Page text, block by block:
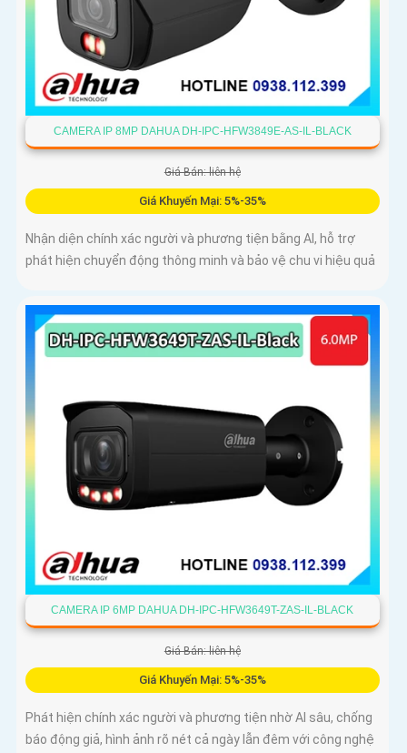
CAMERA IP 8MP DAHUA DH-IPC-HFW3849E-AS-IL-BLACK
Giá Bán: liên hệ
Giá Khuyến Mại: 5%-35%
Nhận diện chính xác người và phương tiện bằng AI, hỗ trợ
phát hiện chuyển động thông minh và bảo vệ chu vi hiệu quả
CAMERA IP 6MP DAHUA DH-IPC-HFW3649T-ZAS-IL-BLACK
Giá Bán: liên hệ
Giá Khuyến Mại: 5%-35%
Phát hiện chính xác người và phương tiện nhờ AI sâu, chống
báo động giả, hình ảnh rõ nét cả ngày lẫn đêm với công nghệ